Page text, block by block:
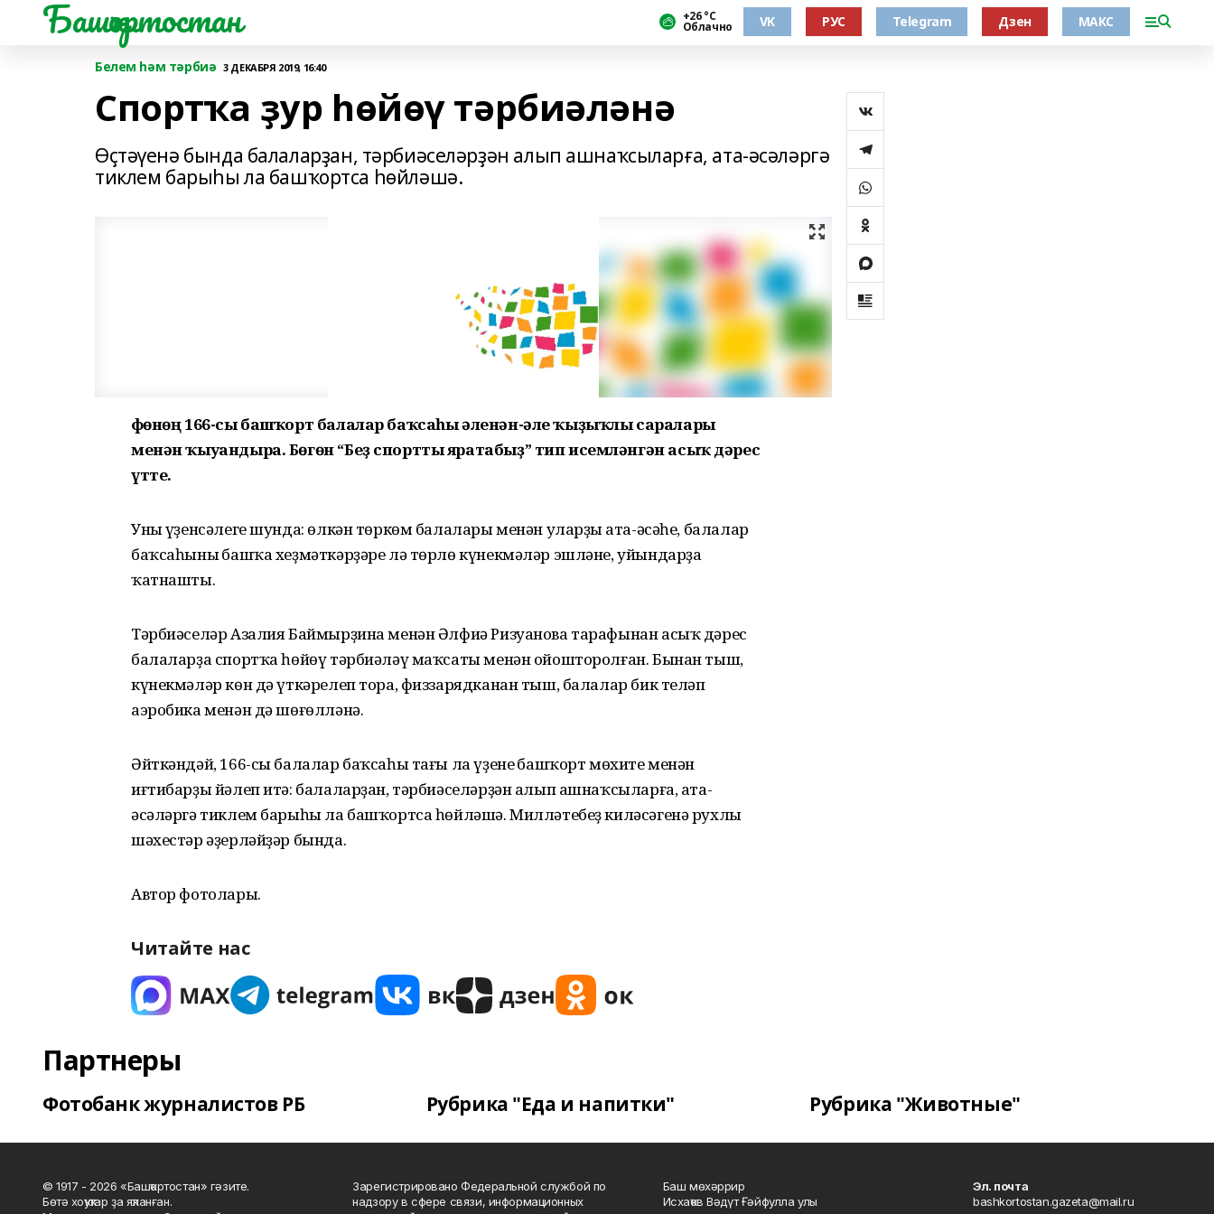
Башҡортостан +26 °С
Облачно VK РУС Telegram Дзен МАКС
Белем һәм тәрбиә 3 ДЕКАБРЯ 2019, 16:40
Спортҡа ҙур һөйөү тәрбиәләнә
Өҫтәүенә бында балаларҙан, тәрбиәселәрҙән алып ашнаҡсыларға, ата-әсәләргә
тиклем барыһы ла башҡортса һөйләшә.
Өфөнөң 166-сы башҡорт балалар баҡсаһы әленән-әле ҡыҙыҡлы саралары
менән ҡыуандыра. Бөгөн “Беҙ спортты яратабыҙ” тип исемләнгән асыҡ дәрес
үтте.
Уның үҙенсәлеге шунда: өлкән төркөм балалары менән уларҙың ата-әсәһе, балалар
баҡсаһының башҡа хеҙмәткәрҙәре лә төрлө күнекмәләр эшләне, уйындарҙа
ҡатнашты.
Тәрбиәселәр Азалия Баймырҙина менән Әлфиә Ризуанова тарафынан асыҡ дәрес
балаларҙа спортҡа һөйөү тәрбиәләү маҡсаты менән ойошторолған. Бынан тыш,
күнекмәләр көн дә үткәрелеп тора, физзарядканан тыш, балалар бик теләп
аэробика менән дә шөғөлләнә.
Әйткәндәй, 166-сы балалар баҡсаһы тағы ла үҙенең башҡорт мөхите менән
иғтибарҙы йәлеп итә: балаларҙан, тәрбиәселәрҙән алып ашнаҡсыларға, ата-
әсәләргә тиклем барыһы ла башҡортса һөйләшә. Милләтебеҙ киләсәгенә рухлы
шәхестәр әҙерләйҙәр бында.
Автор фотолары.
Читайте нас
Партнеры
Фотобанк журналистов РБ Рубрика "Еда и напитки" Рубрика "Животные"
© 1917 - 2026 «Башҡортостан» гәзите.
Бөтә хоҡуҡтар ҙа яҡланған.
Зарегистрировано Федеральной службой по
надзору в сфере связи, информационных
Баш мөхәррир
Исхаҡов Вәдүт Ғәйфулла улы
Эл. почта
bashkortostan.gazeta@mail.ru